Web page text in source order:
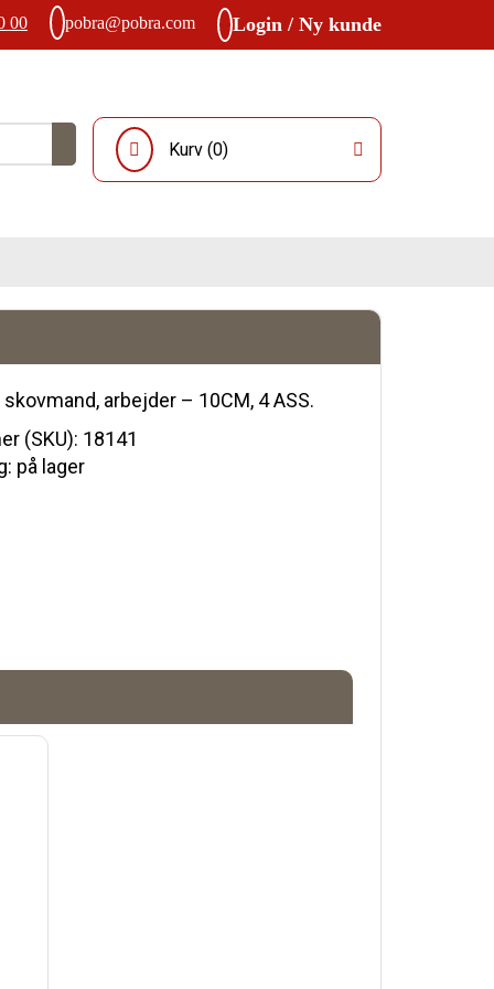
00 pobra@pobra.com Login / Ny kunde
Kurv (0)
skovmand, arbejder – 10CM, 4 ASS.
(SKU): 18141
på lager